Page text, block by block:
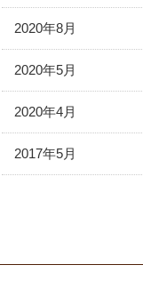
2020年8月
2020年5月
2020年4月
2017年5月